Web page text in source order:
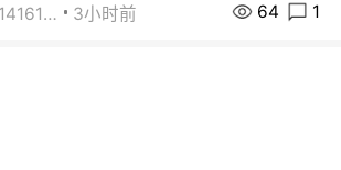
街友21416156 3小时前 64 1